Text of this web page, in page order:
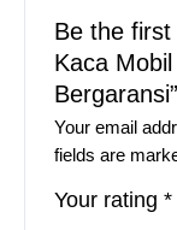
Be the first
Kaca
Bergaransi”
Your email
fields are
Your rating*